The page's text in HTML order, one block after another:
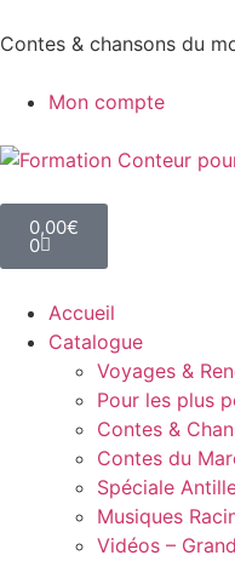
Contes & chansons du
Mon compte
0,00€
0
Accueil
Catalogue
Voyages &
Pour les plus
Contes &
Contes du
Spéciale
Musiques
Vidéos –